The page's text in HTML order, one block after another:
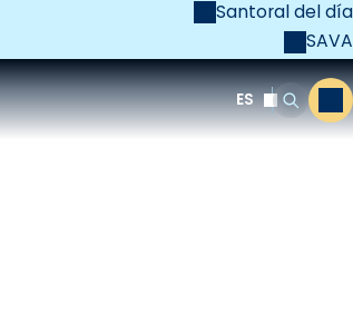
Santoral del día
SAVA
ES Buscar